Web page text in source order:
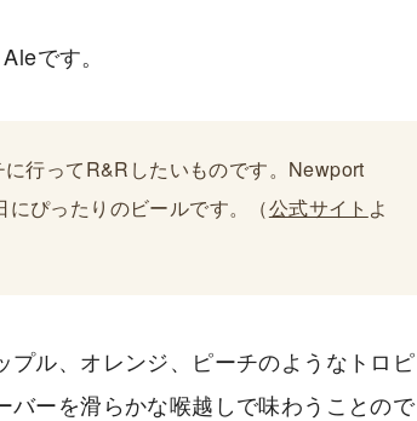
です。
行ってR&Rしたいものです。Newport
ぴったりのビールです。（公式サイト よ
プル、オレンジ、ピーチのようなトロピ
バーを滑らかな喉越しで味わうことので